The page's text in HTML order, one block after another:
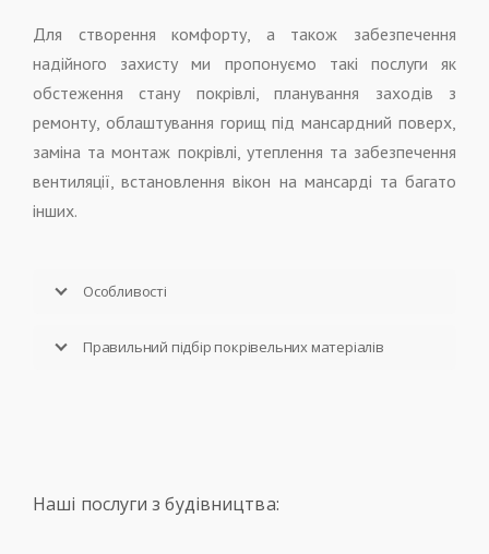
Для створення комфорту, а також забезпечення
надійного захисту ми пропонуємо такі послуги як
обстеження стану покрівлі, планування заходів з
ремонту, облаштування горищ під мансардний поверх,
заміна та монтаж покрівлі, утеплення та забезпечення
вентиляції, встановлення вікон на мансарді та багато
інших.
Особливості
Правильний підбір покрівельних матеріалів
Наші послуги з будівництва: